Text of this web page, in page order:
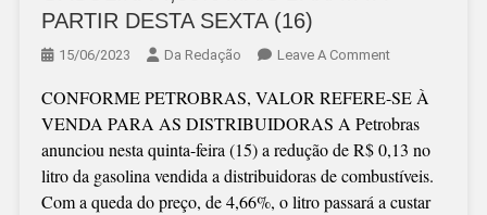
PARTIR DESTA SEXTA (16)
15/06/2023 Da Redação Leave A CommentOn
4,66%
MAIS
BARATA
A
PARTIR
CONFORME PETROBRAS, VALOR REFERE-SE À
VENDA PARA AS DISTRIBUIDORAS A Petrobras
anunciou nesta quinta-feira (15) a redução de R$ 0,13 no
litro da gasolina vendida a distribuidoras de combustíveis.
Com a queda do preço, de 4,66%, o litro passará a custar